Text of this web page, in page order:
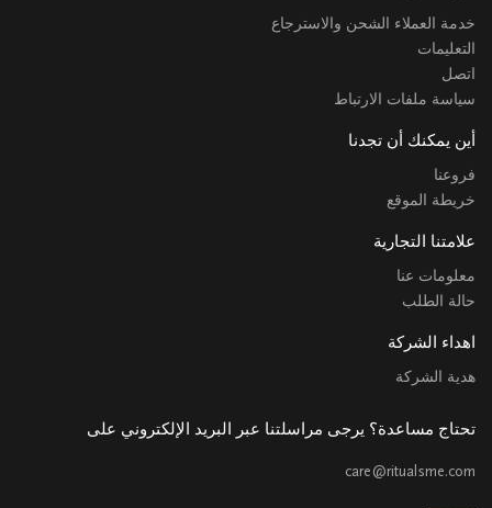
خدمة العملاء الشحن والاسترجاع
التعليمات
اتصل
سياسة ملفات الارتباط
أين يمكنك أن تجدنا
فروعنا
خريطة الموقع
علامتنا التجارية
معلومات عنا
حالة الطلب
اهداء الشركة
هدية الشركة
تحتاج مساعدة؟ يرجى مراسلتنا عبر البريد الإلكتروني على
care@ritualsme.com